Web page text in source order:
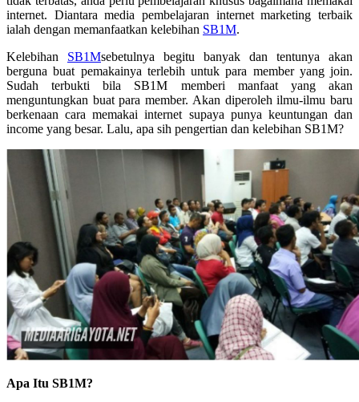
internet. Diantara media pembelajaran internet marketing terbaik
ialah dengan memanfaatkan kelebihan SB1M.
Kelebihan SB1Msebetulnya begitu banyak dan tentunya akan
berguna buat pemakainya terlebih untuk para member yang join.
Sudah terbukti bila SB1M memberi manfaat yang akan
menguntungkan buat para member. Akan diperoleh ilmu-ilmu baru
berkenaan cara memakai internet supaya punya keuntungan dan
income yang besar. Lalu, apa sih pengertian dan kelebihan SB1M?
Apa Itu SB1M?